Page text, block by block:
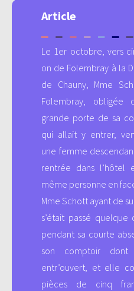
Article
Le 1er octobre, vers
on de Folembray à la
de Chauny, Mme
Folembray, obligée
grande porte de sa
qui allait y entrer,
une femme
rentrée dans l’hôtel
même personne en
Mme Schott ayant de
s’était passé quelque
pendant sa courte
son comptoir
entr’ouvert, et elle
pièces de cinq